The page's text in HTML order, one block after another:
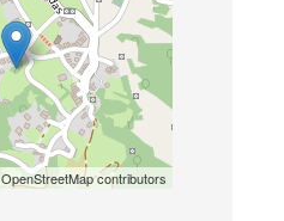
OpenStreetMapcontributors